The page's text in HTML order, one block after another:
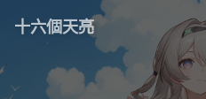
十六個天亮